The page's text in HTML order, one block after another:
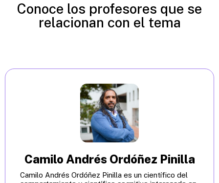
Conoce los profesores que se
relacionan con el tema
Camilo Andrés Ordóñez Pinilla
Camilo Andrés Ordóñez Pinilla es un científico del